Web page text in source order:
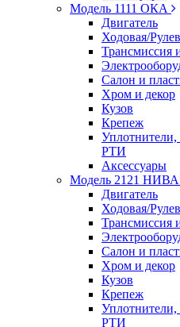
Модель 1111 ОКА
Двигатель
Ходовая/
Салон и
Хром и декор
Кузов
Крепеж
РТИ
Аксессуары
Модель 2121 НИВА
Двигатель
Ходовая/
Салон и
Хром и декор
Кузов
Крепеж
РТИ